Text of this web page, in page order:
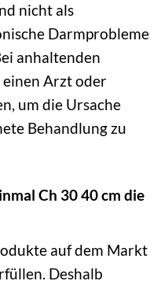
nicht als
Darmprobleme
anhaltenden
einen Arzt oder
um die Ursache
Behandlung zu
Ch 30 40 cm die
auf dem Markt
Deshalb